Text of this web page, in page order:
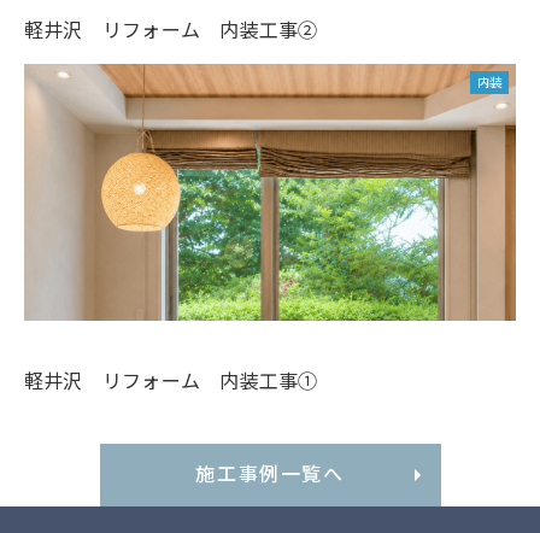
軽井沢 リフォーム 内装工事②
内装
軽井沢 リフォーム 内装工事①
施工事例一覧へ